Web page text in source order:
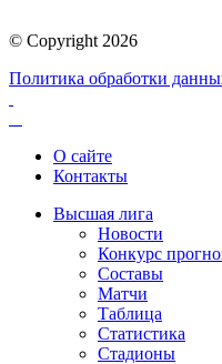
© Copyright 2026
Политика обработки
О сайте
Контакты
Высшая лига
Новости
Конкурс
Составы
Матчи
Таблица
Статистика
Стадионы